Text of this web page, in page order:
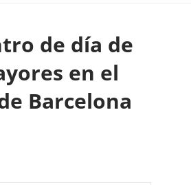
de día de
en el
Barcelona